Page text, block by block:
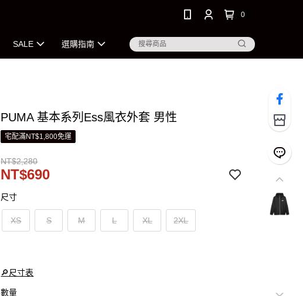
0
SALE 選購指南
PUMA 基本系列Ess風衣外套 男性
宅配滿NT$1,800免運
NT$2,280
NT$690
尺寸
XS S M L XL 2XL
🔎尺寸表
數量